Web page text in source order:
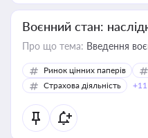
Воєнний стан:
Про що тема: Введення
Ринок цінних паперів
Страхова діяльність
+11